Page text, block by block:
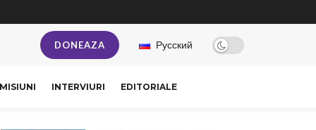
DONEAZA Русский
INTERVIURI EDITORIALE